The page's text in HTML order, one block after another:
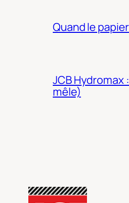
Quand le
JCB Hydromax
mêle)